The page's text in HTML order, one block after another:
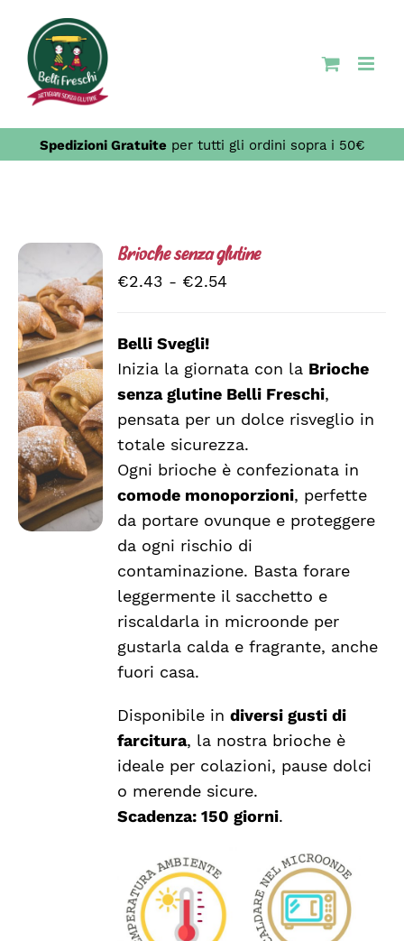
contenuto
Spedizioni Gratuiteper tutti gli ordini sopra i 50€
SCEGLI
QUESTO
PRODOTTO
HA
PIÙ
VARIANTI.
LE
OPZIONI
POSSONO
/
DETTAGLI
Brioche senza glutine
€2.43 - €2.54Fascia
Belli Svegli!
Inizia la giornata con la Brioche
senza glutine Belli Freschi,
pensata per un dolce risveglio in
totale sicurezza.
Ogni brioche è confezionata in
comode monoporzioni, perfette
da portare ovunque e proteggere
da ogni rischio di
contaminazione. Basta forare
leggermente il sacchetto e
riscaldarla in microonde per
gustarla calda e fragrante, anche
fuori casa.
Disponibile indiversi gusti di
farcitura, la nostra brioche è
ideale per colazioni, pause dolci
o merende sicure.
Scadenza: 150 giorni.